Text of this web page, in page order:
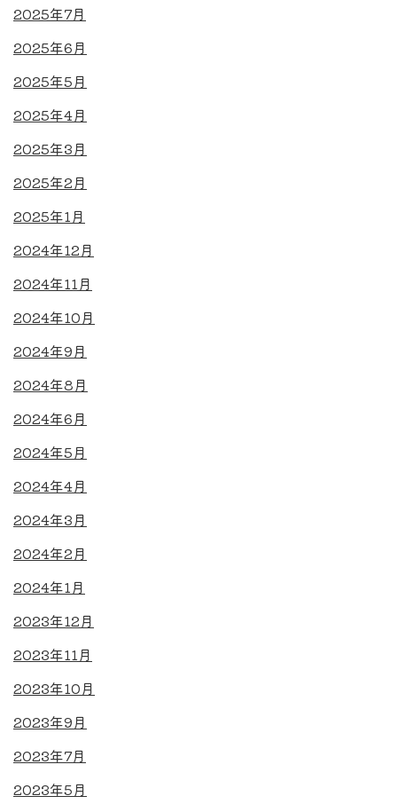
2025年7月
2025年6月
2025年5月
2025年4月
2025年3月
2025年2月
2025年1月
2024年12月
2024年11月
2024年10月
2024年9月
2024年8月
2024年6月
2024年5月
2024年4月
2024年3月
2024年2月
2024年1月
2023年12月
2023年11月
2023年10月
2023年9月
2023年7月
2023年5月